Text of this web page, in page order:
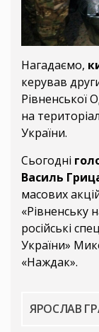
Нагадаємо,
керував
Рівненської
на
України.
Сьогодні
Василь
масових
«Рівненську
російські
України»
«Наждак».
ЯРОСЛАВ